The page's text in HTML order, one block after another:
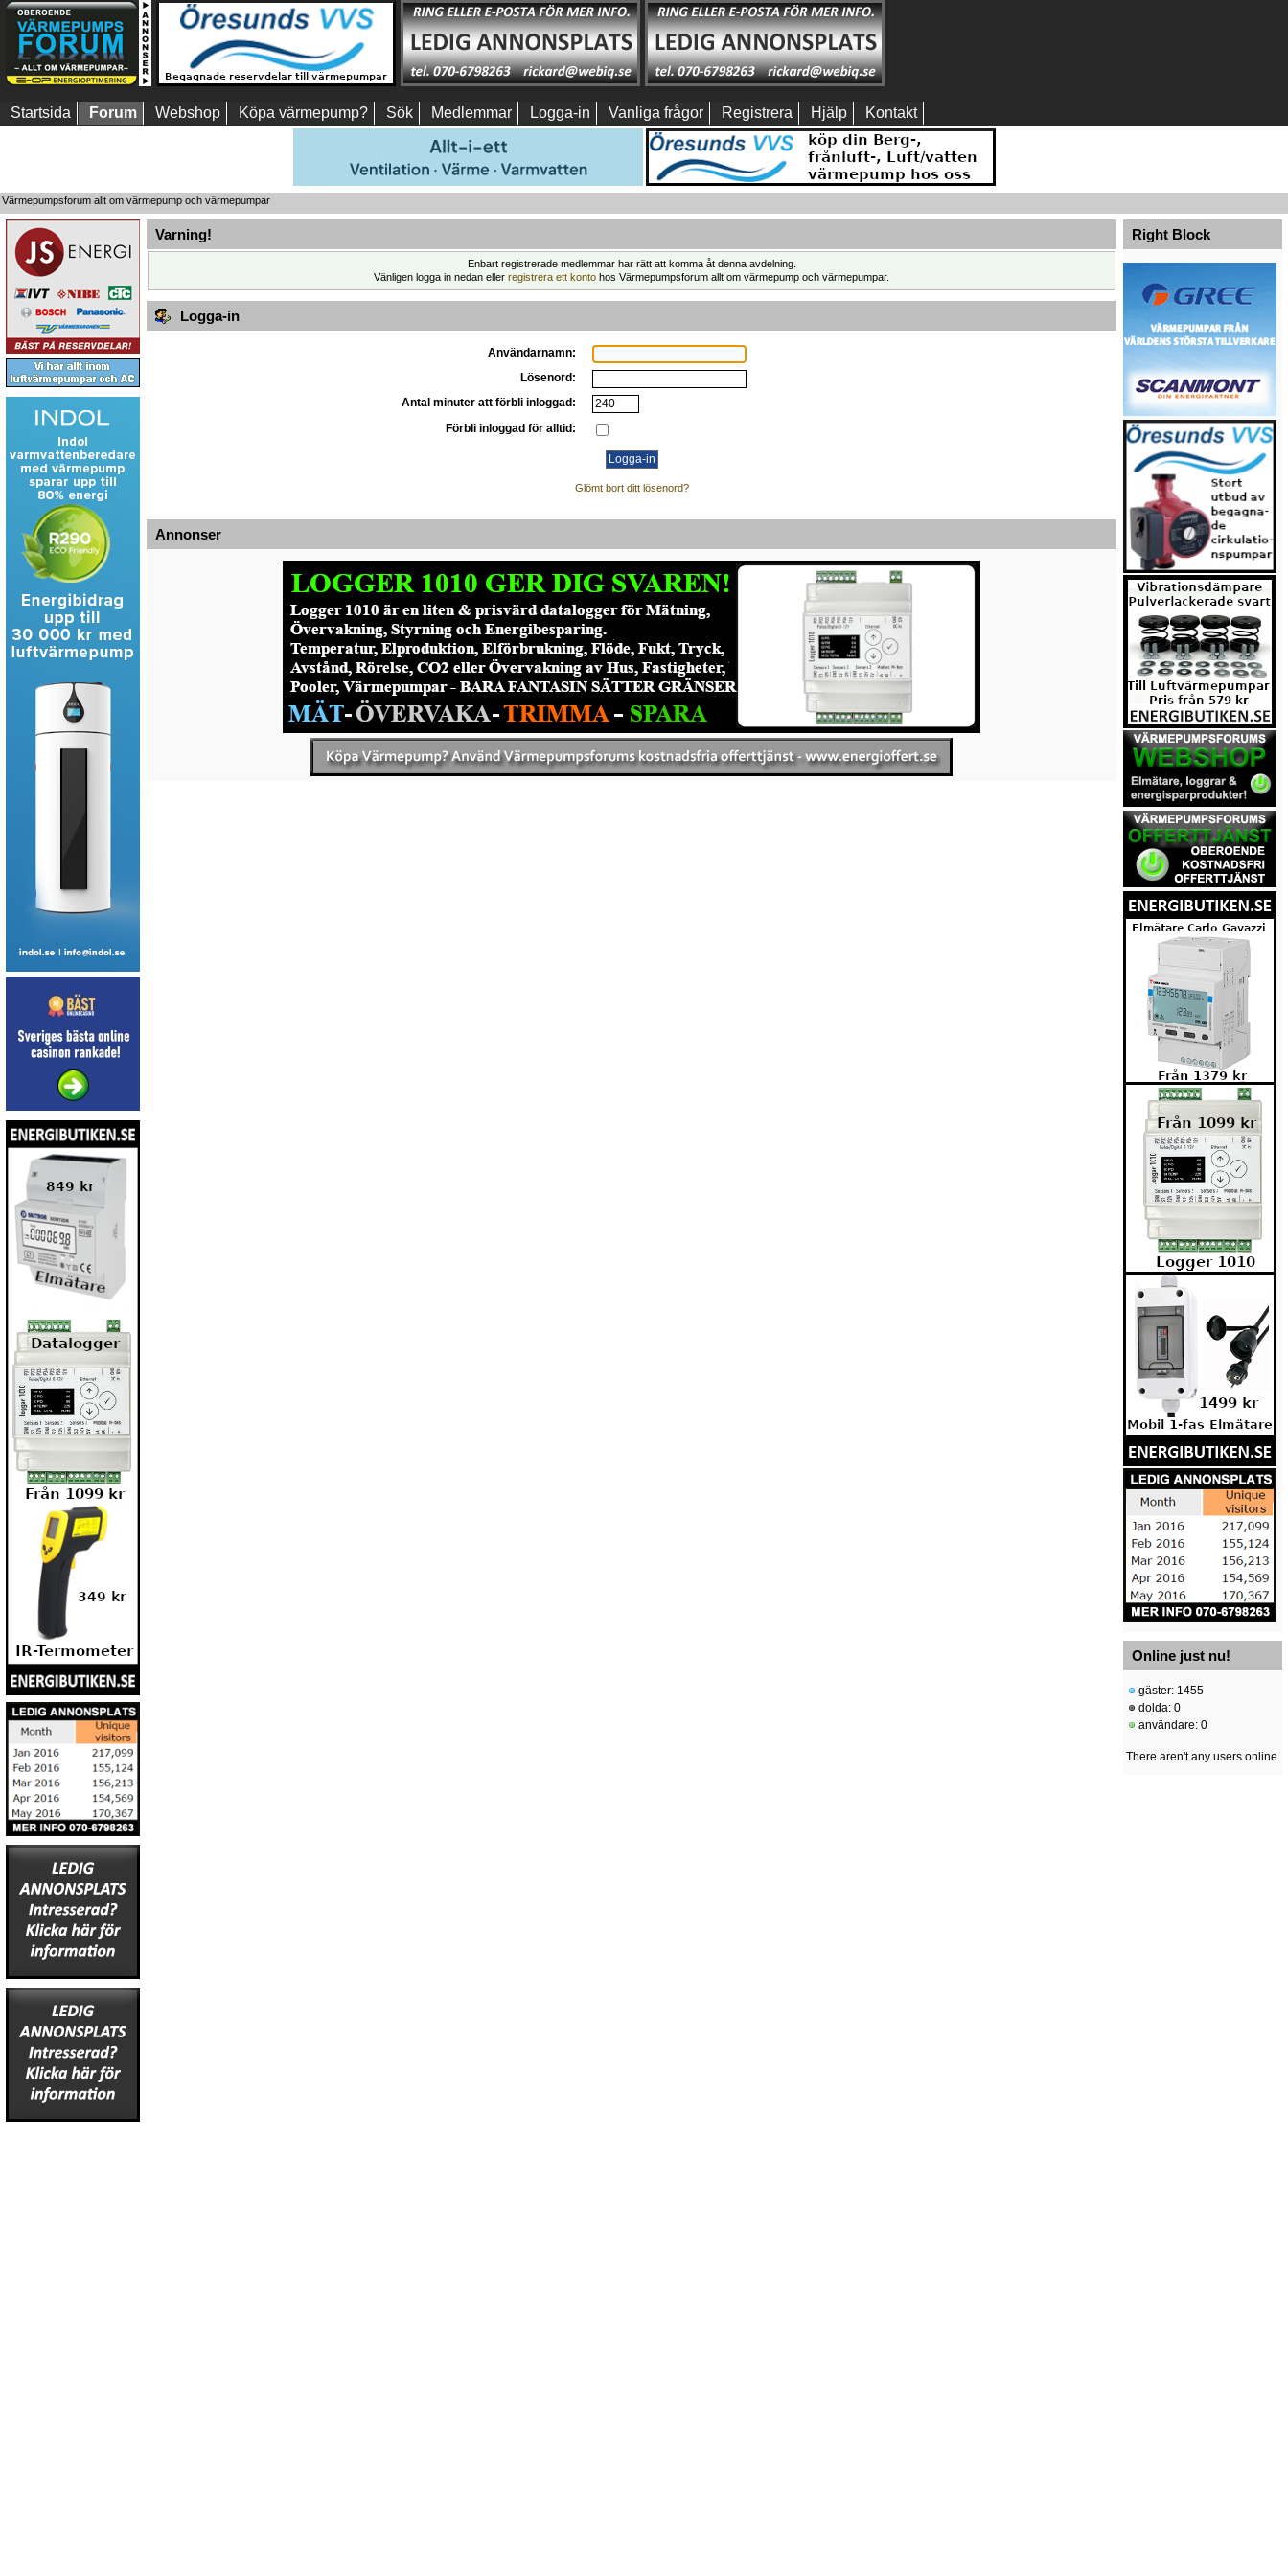
Startsida Forum Webshop Köpa värmepump? Sök Medlemmar Logga-in Vanliga frågor Registrera Hjälp Kontakt
Värmepumpsforum allt om värmepump och värmepumpar
Varning!
Enbart registrerade medlemmar har rätt att komma åt denna avdelning.
Vänligen logga in nedan eller registrera ett konto hos Värmepumpsforum allt om värmepump och värmepumpar.
Logga-in
Användarnamn:
Lösenord:
Antal minuter att förbli inloggad:
Förbli inloggad för alltid:
Glömt bort ditt lösenord?
Annonser
Right Block
Online just nu!
gäster: 1455
dolda: 0
användare: 0
There aren't any users online.